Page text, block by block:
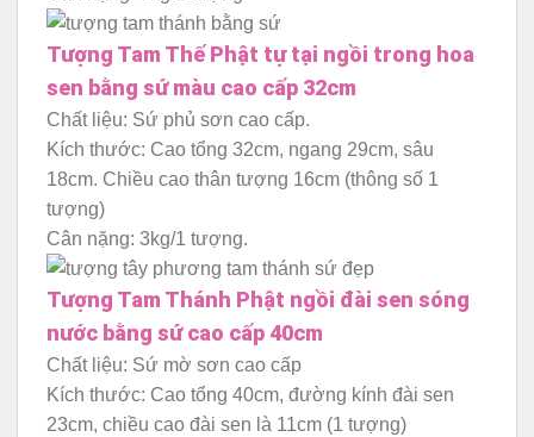
Tượng Tam Thế Phật tự tại ngồi trong hoa
sen bằng sứ màu cao cấp 32cm
Chất liệu: Sứ phủ sơn cao cấp.
Kích thước: Cao tổng 32cm, ngang 29cm, sâu
18cm. Chiều cao thân tượng 16cm (thông số 1
tượng)
Cân nặng: 3kg/1 tượng.
Tượng Tam Thánh Phật ngồi đài sen sóng
nước bằng sứ cao cấp 40cm
Chất liệu: Sứ mờ sơn cao cấp
Kích thước: Cao tổng 40cm, đường kính đài sen
23cm, chiều cao đài sen là 11cm (1 tượng)